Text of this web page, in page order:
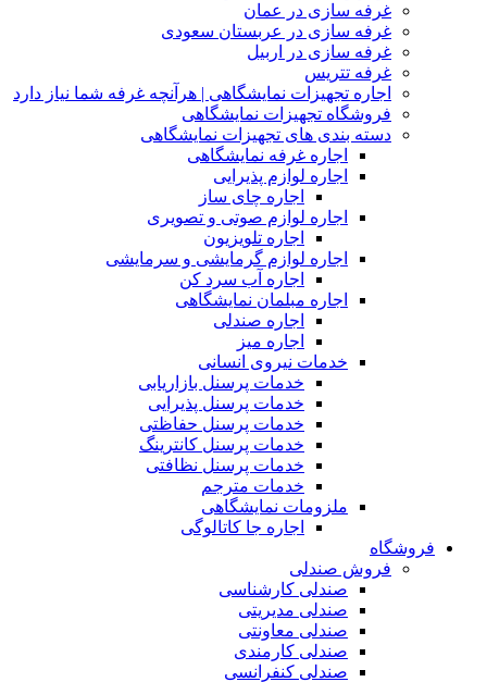
غرفه سازی در عمان
غرفه سازی در عربستان سعودی
غرفه سازی در اربیل
غرفه تتریس
اجاره تجهیزات نمایشگاهی | هرآنچه غرفه شما نیاز دارد
فروشگاه تجهیزات نمایشگاهی
دسته بندی های تجهیزات نمایشگاهی
اجاره غرفه نمایشگاهی
اجاره لوازم پذیرایی
اجاره چای ساز
اجاره لوازم صوتی و تصویری
اجاره تلویزیون
اجاره لوازم گرمایشی و سرمایشی
اجاره آب سرد کن
اجاره مبلمان نمایشگاهی
اجاره صندلی
اجاره میز
خدمات نیروی انسانی
خدمات پرسنل بازاریابی
خدمات پرسنل پذیرایی
خدمات پرسنل حفاظتی
خدمات پرسنل کانترینگ
خدمات پرسنل نظافتی
خدمات مترجم
ملزومات نمایشگاهی
اجاره جا کاتالوگی
فروشگاه
فروش صندلی
صندلی کارشناسی
صندلی مدیریتی
صندلی معاونتی
صندلی کارمندی
صندلی کنفرانسی